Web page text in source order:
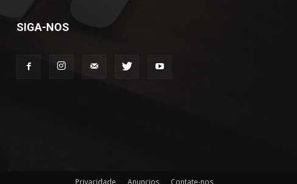
SIGA-NOS
Privacidade Anuncios Contate-nos